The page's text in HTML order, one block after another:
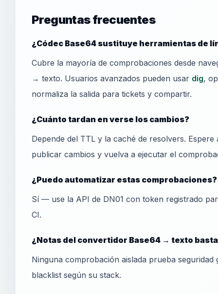
Preguntas frecuentes
¿Códec Base64 sustituye herramientas de
Cubre la mayoría de comprobaciones desde
→ texto. Usuarios avanzados pueden usar dig,
normaliza la salida para tickets y compartir.
¿Cuánto tardan en verse los cambios?
Depende del TTL y la caché de resolvers.
publicar cambios y vuelva a ejecutar el
¿Puedo automatizar estas comprobaciones?
Sí — use la API de DN01 con token registrado
CI.
¿Notas del convertidor Base64 → texto
Ninguna comprobación aislada prueba
blacklist según su stack.